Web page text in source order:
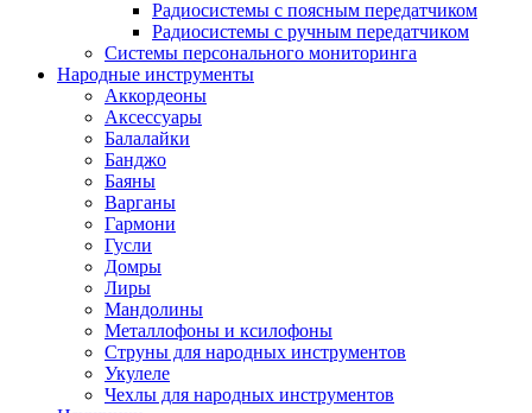
Радиосистемы с поясным передатчиком
Радиосистемы с ручным передатчиком
Системы персонального мониторинга
Народные инструменты
Аккордеоны
Аксессуары
Балалайки
Банджо
Баяны
Варганы
Гармони
Гусли
Домры
Лиры
Мандолины
Металлофоны и ксилофоны
Струны для народных инструментов
Укулеле
Чехлы для народных инструментов